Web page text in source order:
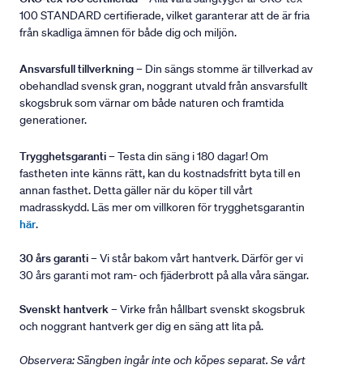
100 STANDARD certifierade, vilket garanterar att de är fria
från skadliga ämnen för både dig och miljön.
Ansvarsfull tillverkning– Din sängs stomme är tillverkad av
obehandlad svensk gran, noggrant utvald från ansvarsfullt
skogsbruk som värnar om både naturen och framtida
generationer.
Trygghetsgaranti– Testa din säng i 180 dagar! Om
fastheten inte känns rätt, kan du kostnadsfritt byta till en
annan fasthet. Detta gäller när du köper till vårt
madrasskydd. Läs mer om villkoren för trygghetsgarantin
här.
30 års garanti– Vi står bakom vårt hantverk. Därför ger vi
30 års garanti mot ram- och fjäderbrott på alla våra sängar.
Svenskt hantverk– Virke från hållbart svenskt skogsbruk
och noggrant hantverk ger dig en säng att lita på.
Observera: Sängben ingår inte och köpes separat. Se vårt